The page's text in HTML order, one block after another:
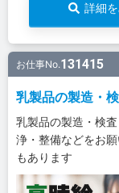
詳細
お仕事No.131415
乳製品の製造・
乳製品の製造・検
浄・整備などをお
もあります